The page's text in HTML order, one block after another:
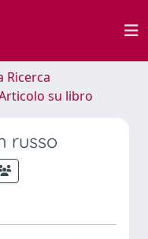
Ricerca
su libro
russo